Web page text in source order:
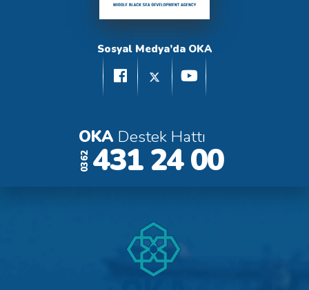
Sosyal Medya’da OKA
OKA Destek Hattı
0362 431 24 00